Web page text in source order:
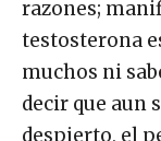
razones;
testosterona
muchos ni
decir que aun
despierto, el